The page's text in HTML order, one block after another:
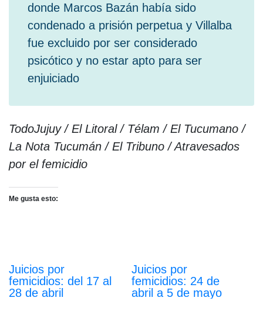
donde Marcos Bazán había sido
condenado a prisión perpetua y Villalba
fue excluido por ser considerado
psicótico y no estar apto para ser
enjuiciado
TodoJujuy / El Litoral / Télam / El Tucumano /
La Nota Tucumán / El Tribuno / Atravesados
por el femicidio
Me gusta esto:
Juicios por
femicidios: del 17 al
28 de abril
Juicios por
femicidios: 24 de
abril a 5 de mayo